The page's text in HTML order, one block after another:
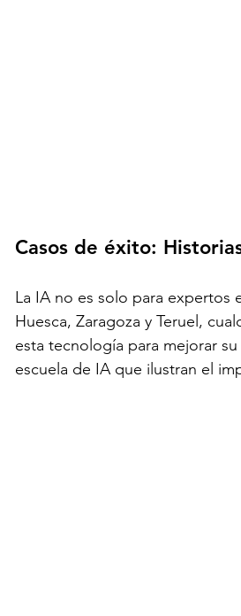
Casos de éxito:
La IA no es solo para expertos
Huesca, Zaragoza y Teruel,
esta tecnología para mejorar
escuela de IA que ilustran el